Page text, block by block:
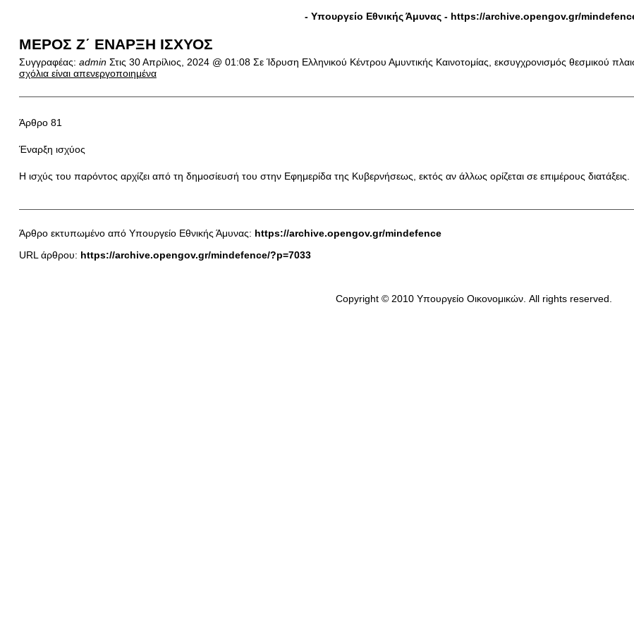
- Υπουργείο Εθνικής Άμυνας - https://archive.opengov.gr/
ΜΕΡΟΣ Ζ΄ ΕΝΑΡΞΗ ΙΣΧΥΟΣ
Συγγραφέας: adminΣτις 30 Απρίλιος, 2024 @ 01:08 Σε Ίδρυση Ελληνικού Κέντρου Αμυντικής Καινοτομίας, εκσυγχρονισμός θεσμικού
σχόλια είναι απενεργοποιημένα
Άρθρο 81
Έναρξη ισχύος
Η ισχύς του παρόντος αρχίζει από τη δημοσίευσή του στην Εφημερίδα της Κυβερνήσεως, εκτός αν άλλως ορίζεται σε επιμέρους διατάξεις.
Άρθρο εκτυπωμένο από Υπουργείο Εθνικής Άμυνας: https://archive.opengov.gr/mindefence
URL άρθρου: https://archive.opengov.gr/mindefence/?p=7033
Copyright © 2010 Υπουργείο Οικονομικών. All rights reserved.